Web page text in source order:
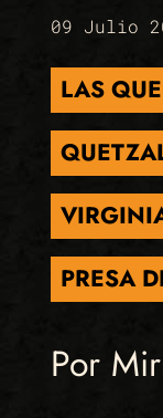
09 Julio
LAS
PRESA
Por